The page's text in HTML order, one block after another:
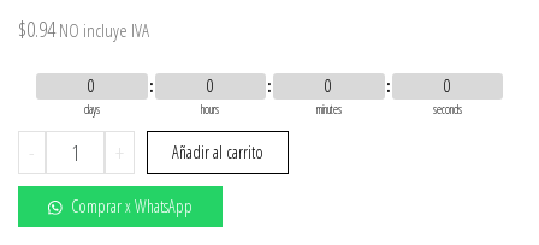
$0.94 NO incluye IVA
0
days
0
hours
0
minutes
0
seconds
-
1/4"
X
1"
-
+ Añadir al carrito
Comprar x WhatsApp